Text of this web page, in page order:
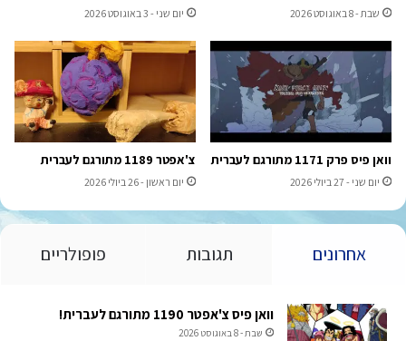
שבת - 8 באוגוסט 2026 יום שני - 3 באוגוסט 2026
וואן פיס פרק 1171 מתורגם לעברית
יום שני - 27 ביולי 2026
צ'אפטר 1189 מתורגם לעברית
יום ראשון - 26 ביולי 2026
אחרונים תגובות פופולריים
וואן פיס צ'אפטר 1190 מתורגם לעברית!
שבת - 8 באוגוסט 2026